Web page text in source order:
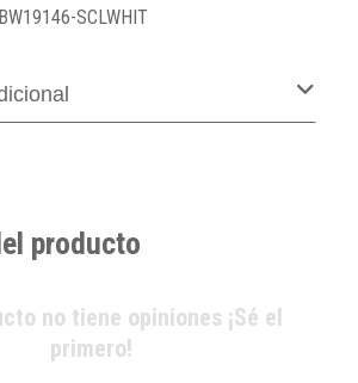
SCLWHIT
producto
no tiene opiniones ¡Sé el
primero!